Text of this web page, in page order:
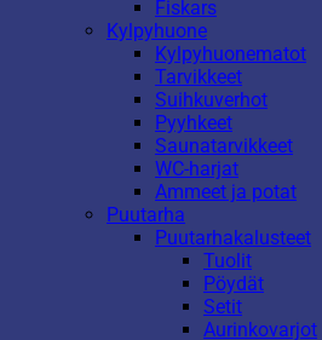
Fiskars
Kylpyhuone
Kylpyhuonematot
Tarvikkeet
Suihkuverhot
Pyyhkeet
Saunatarvikkeet
WC-harjat
Ammeet ja potat
Puutarha
Puutarhakalusteet
Tuolit
Pöydät
Setit
Aurinkovarjot